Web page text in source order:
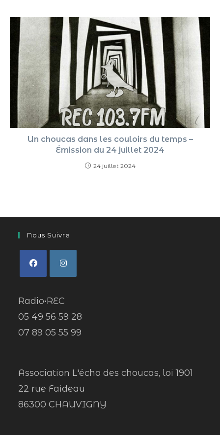
Un choucas dans les couloirs du temps –
Émission du 24 juillet 2024
24 juillet 2024
Nous Suivre
Radio•REC
05 49 56 59 28
07 89 05 55 99
Association L'écho des choucas, loi 1901
22 rue Faideau
86300 CHAUVIGNY